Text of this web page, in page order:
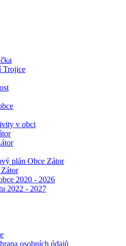
Trojice
v obci
plán Obce Zátor
2020 - 2026
2022 - 2027
osobních údajů